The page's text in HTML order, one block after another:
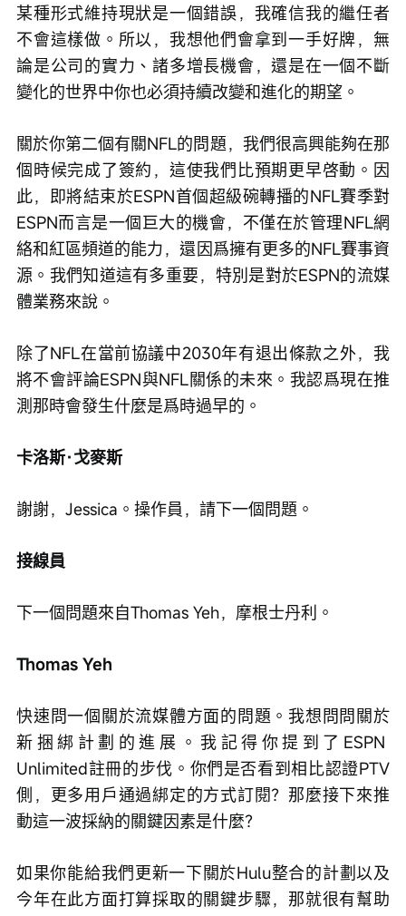
某種形式維持現狀是一個錯誤，我確信我的繼任者
不會這樣做。所以，我想他們會拿到一手好牌，無
論是公司的實力、諸多增長機會，還是在一個不斷
變化的世界中你也必須持續改變和進化的期望。
關於你第二個有關NFL的問題，我們很高興能夠在那
個時候完成了簽約，這使我們比預期更早啓動。因
此，即將結束於ESPN首個超級碗轉播的NFL賽季對
ESPN而言是一個巨大的機會，不僅在於管理NFL網
絡和紅區頻道的能力，還因爲擁有更多的NFL賽事資
源。我們知道這有多重要，特別是對於ESPN的流媒
體業務來說。
除了NFL在當前協議中2030年有退出條款之外，我
將不會評論ESPN與NFL關係的未來。我認爲現在推
測那時會發生什麼是爲時過早的。
卡洛斯·戈麥斯
謝謝，Jessica。操作員，請下一個問題。
接線員
下一個問題來自Thomas Yeh，摩根士丹利。
Thomas Yeh
快速問一個關於流媒體方面的問題。我想問問關於
新捆綁計劃的進展。我記得你提到了ESPN
Unlimited註冊的步伐。你們是否看到相比認證PTV
側，更多用戶通過綁定的方式訂閱？那麼接下來推
動這一波採納的關鍵因素是什麼？
如果你能給我們更新一下關於Hulu整合的計劃以及
今年在此方面打算採取的關鍵步驟，那就很有幫助